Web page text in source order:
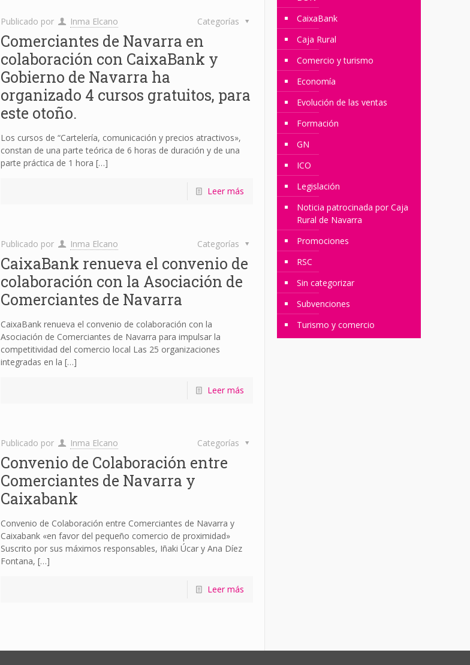
Publicado por Inma Elcano Categorías
Comerciantes de Navarra en
colaboración con CaixaBank y
Gobierno de Navarra ha
organizado 4 cursos gratuitos, para
este otoño.
Los cursos de “Cartelería, comunicación y precios atractivos»,
constan de una parte teórica de 6 horas de duración y de una
parte práctica de 1 hora […]
Leer más
Publicado por Inma Elcano Categorías
CaixaBank renueva el convenio de
colaboración con la Asociación de
Comerciantes de Navarra
CaixaBank renueva el convenio de colaboración con la
Asociación de Comerciantes de Navarra para impulsar la
competitividad del comercio local Las 25 organizaciones
integradas en la […]
Leer más
Publicado por Inma Elcano Categorías
Convenio de Colaboración entre
Comerciantes de Navarra y
Caixabank
Convenio de Colaboración entre Comerciantes de Navarra y
Caixabank «en favor del pequeño comercio de proximidad»
Suscrito por sus máximos responsables, Iñaki Úcar y Ana Díez
Fontana, […]
Leer más
CaixaBank
Caja Rural
Comercio y turismo
Economía
Evolución de las ventas
Formación
GN
ICO
Legislación
Noticia patrocinada por Caja
Rural de Navarra
Promociones
RSC
Sin categorizar
Subvenciones
Turismo y comercio